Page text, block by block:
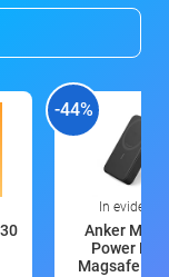
-44%
In evidenza
Anker
Power
Magsafe